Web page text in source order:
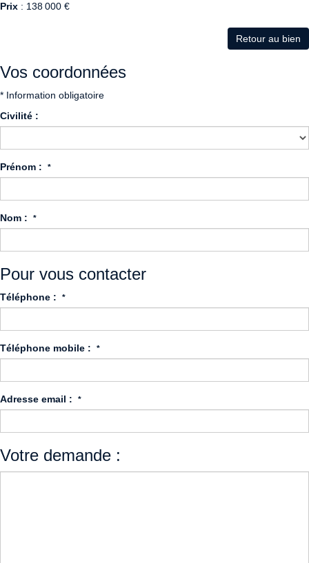
Prix : 138 000 €
Retour au bien
Vos coordonnées
* Information obligatoire
Civilité :
Prénom : *
Nom : *
Pour vous contacter
Téléphone : *
Téléphone mobile : *
Adresse email : *
Votre demande :